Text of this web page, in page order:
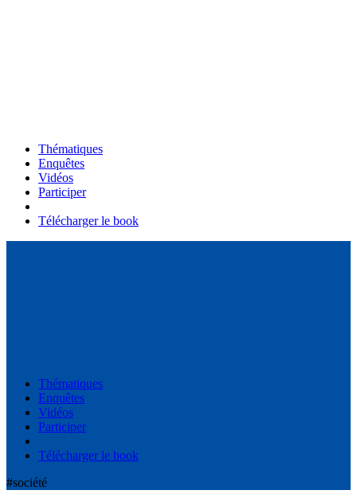
Thématiques
Enquêtes
Vidéos
Participer
Télécharger le book
Thématiques
Enquêtes
Vidéos
Participer
Télécharger le book
#société